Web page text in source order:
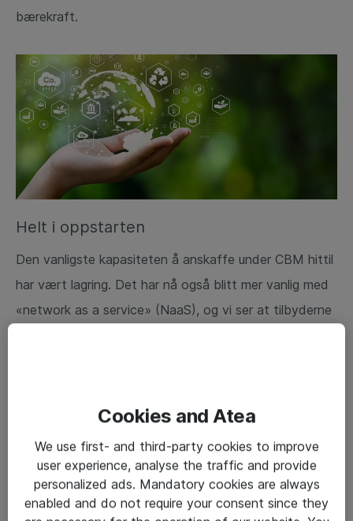
bærekraft.
Helt i oppstarten
Den vanligste kapasiteten å anskaffe under CBM hittil
har vært lagring. Det har nå også blitt mer vanlig med
«network as a service» (NaaS), og vi ser at tilbyderne
Dette er helt i oppstarten.
CBM sier i utgangspunktet mest om finansiering av
tjenestene. De faktiske CBM-produktene der ute,
både fra leverandørene og fra Atea, inneholder en
Cookies and Atea
We use first- and third-party cookies to improve
user experience, analyse the traffic and provide
personalized ads. Mandatory cookies are always
enabled and do not require your consent since they